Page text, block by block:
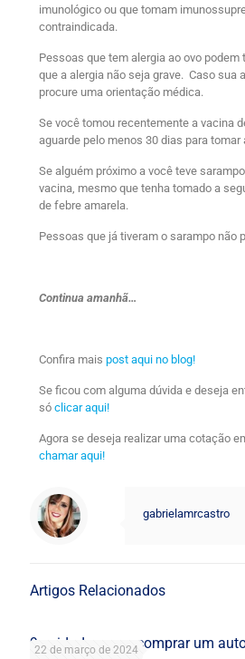
imunológico ou que tomam
contraindicada.
Pessoas que tem alergia ao ovo podem
que a alergia não seja grave. Caso sua
procure uma orientação médica.
Se você tomou recentemente a vacina
aguarde pelo menos 30 dias para tomar
Se alguém próximo a você teve
vacina, mesmo que tenha tomado a
de febre amarela.
Pessoas que já tiveram o sarampo não
Continua amanhã…
Confira mais post aqui no blog!
Se ficou com alguma dúvida e deseja
só clicar aqui!
Agora se deseja realizar uma cotação
chamar aqui!
gabrielamrcastro
Artigos Relacionados
22 de março de 2024
9 cuidados para comprar um